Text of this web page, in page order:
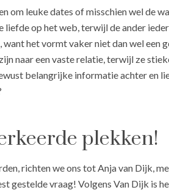
om leuke dates of misschien wel de
liefde op het web, terwijl de ander
het vormt vaker niet dan wel een
naar een vaste relatie, terwijl ze
belangrijke informatie achter en
plekken!
richten we ons tot Anja van Dijk,
gestelde vraag! Volgens Van Dijk is